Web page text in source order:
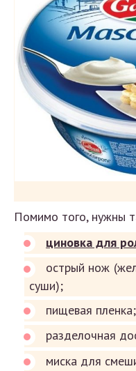
Помимо того, нужны
циновка для
острый нож
суши);
пищевая пленка;
разделочная
миска для